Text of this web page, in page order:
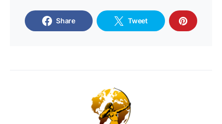
Share Tweet